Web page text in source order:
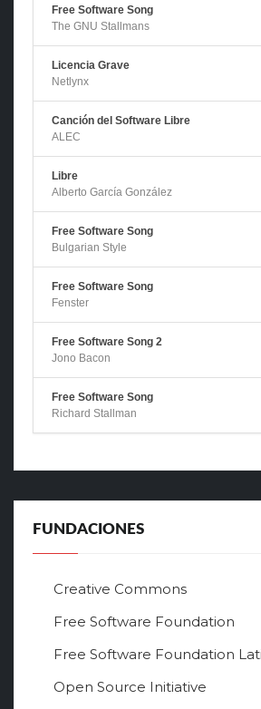
Free Software Song
The GNU Stallmans
Licencia Grave
Netlynx
Canción del Software Libre
ALEC
Libre
Alberto García González
Free Software Song
Bulgarian Style
Free Software Song
Fenster
Free Software Song 2
Jono Bacon
Free Software Song
Richard Stallman
FUNDACIONES
Creative Commons
Free Software Foundation
Free Software Foundation
Open Source Initiative